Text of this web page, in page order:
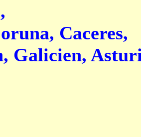
Caceres,
Galicien,